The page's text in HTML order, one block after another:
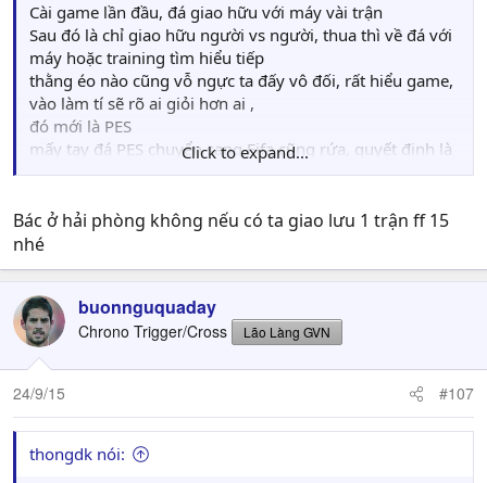
Cài game lần đầu, đá giao hữu với máy vài trận
Sau đó là chỉ giao hữu người vs người, thua thì về đá với
máy hoặc training tìm hiểu tiếp
thằng éo nào cũng vỗ ngực ta đấy vô đối, rất hiểu game,
vào làm tí sẽ rõ ai giỏi hơn ai ,
đó mới là PES
mấy tay đá PES chuyển sang Fifa cũng rứa, quyết định là
ở offline người vs người
Click to expand...
Bác ở hải phòng không nếu có ta giao lưu 1 trận ff 15
nhé
buonnguquaday
Chrono Trigger/Cross Lão Làng GVN
24/9/15 #107
thongdk nói: